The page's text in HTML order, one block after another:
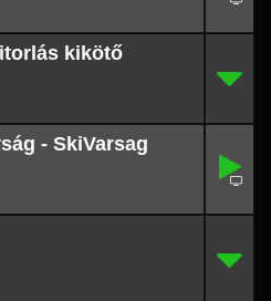
kikötő
- SkiVarsag
,
1280x